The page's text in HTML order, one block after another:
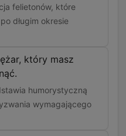
felietonów, które
długim okresie
który masz
humorystyczną
wymagającego